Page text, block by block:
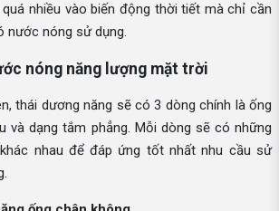
nhiều vào biến động thời tiết mà chỉ cần
nước nóng sử dụng.
nóng năng lượng mặt trời
thái dương năng sẽ có 3 dòng chính là ống
và dạng tắm phẳng. Mỗi dòng sẽ có những
nhau để đáp ứng tốt nhất nhu cầu sử